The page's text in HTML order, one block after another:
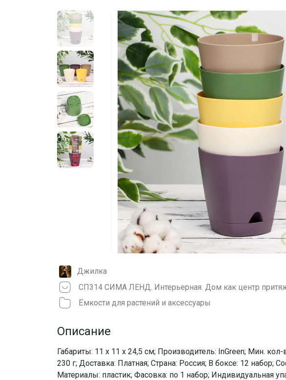
Джилка
СП314 СИМА ЛЕНД. Интерьерная. Дом как центр
Ёмкости для растений и аксессуары
Описание
Габариты: 11 x 11 x 24,5 см; Производитель: InGreen; Мин. кол-
230 г; Доставка: Платная; Страна: Россия; В боксе: 12 набор;
Материалы: пластик; Фасовка: по 1 набор; Индивидуальная